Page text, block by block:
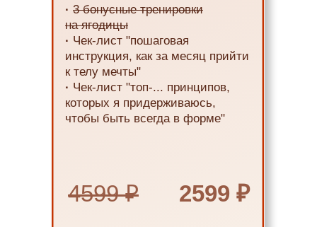
4599 ₽ 2599 ₽
· 3 бонусные тренировки
на ягодицы
· Чек-лист "пошаговая
инструкция, как за месяц прийти
к телу мечты"
· Чек-лист "топ-... принципов,
которых я придерживаюсь,
чтобы быть всегда в форме"